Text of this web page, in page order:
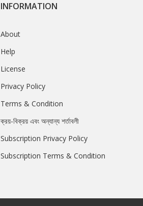
INFORMATION
About
Help
License
Privacy Policy
Terms & Condition
ক্রয়-বিক্রয় এবং অন্যান্য শর্তাবলী
Subscription Privacy Policy
Subscription Terms & Condition